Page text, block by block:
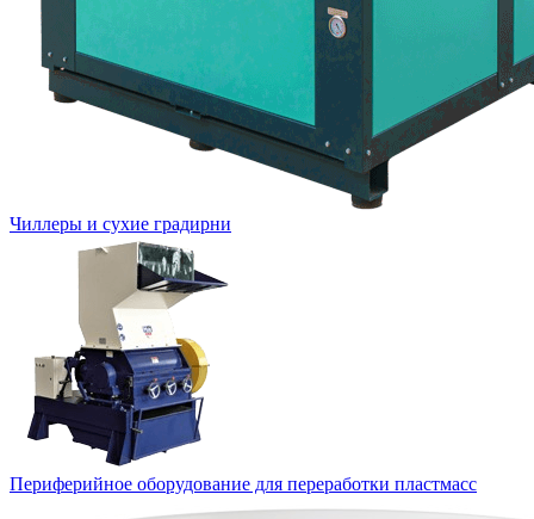
Чиллеры и сухие градирни
Периферийное оборудование для переработки пластмасс